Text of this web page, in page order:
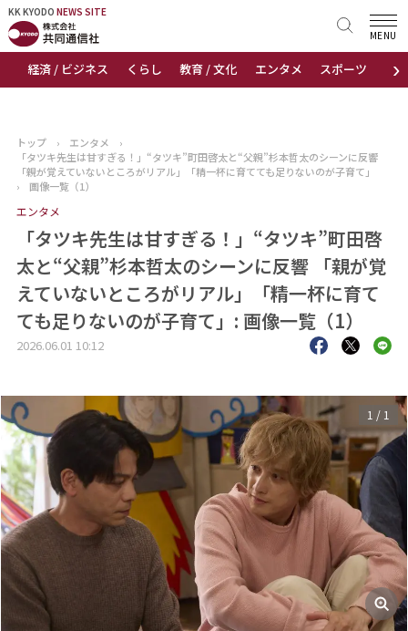
KK KYODO NEWS SITE
›
経済 / ビジネス くらし 教育 / 文化 エンタメ スポーツ 地域
MENU
KK KYODONEWS SITE
トップページ
ニュース
おすすめコンテンツ
出版物
会社概要
トップ › エンタメ
›
「タツキ先生は甘すぎる！」“タツキ”町田啓太と“父親”杉本哲太のシーンに反響
「親が覚えていないところがリアル」「精一杯に育てても足りないのが子育て」
›
画像一覧（1）
エンタメ
「タツキ先生は甘すぎる！」“タツキ”町田啓
太と“父親”杉本哲太のシーンに反響 「親が覚
えていないところがリアル」「精一杯に育て
ても足りないのが子育て」: 画像一覧（1）
2026.06.01 10:12
1 / 1